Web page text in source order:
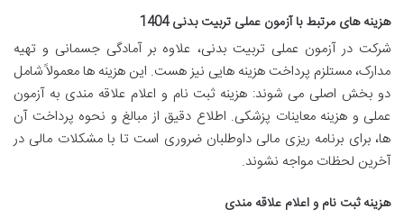
هزینه های مرتبط با آزمون عملی تربیت بدنی 1404
شرکت در آزمون عملی تربیت بدنی، علاوه بر آمادگی جسمانی و تهیه
مدارک، مستلزم پرداخت هزینه هایی نیز هست. این هزینه ها معمولاً شامل
دو بخش اصلی می شوند: هزینه ثبت نام و اعلام علاقه مندی به آزمون
عملی و هزینه معاینات پزشکی. اطلاع دقیق از مبالغ و نحوه پرداخت آن
ها، برای برنامه ریزی مالی داوطلبان ضروری است تا با مشکلات مالی در
آخرین لحظات مواجه نشوند.
هزینه ثبت نام و اعلام علاقه مندی